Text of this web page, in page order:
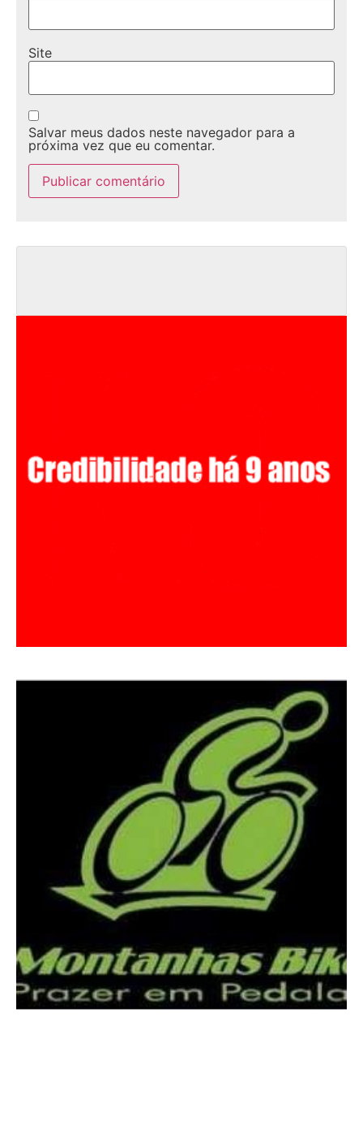
Site
Salvar meus dados neste navegador para a
próxima vez que eu comentar.